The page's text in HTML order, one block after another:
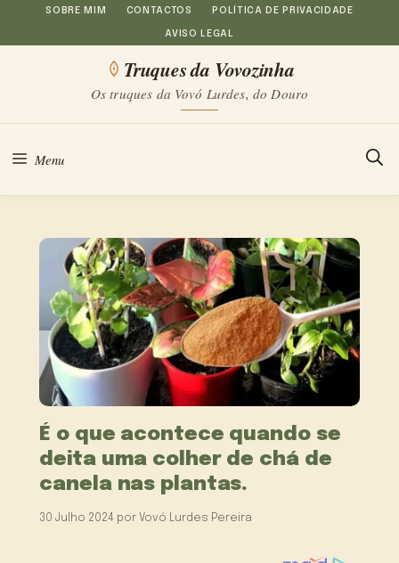
Saltar
para
conteúdo
SOBRE MIM CONTACTOS POLÍTICA DE PRIVACIDADE
AVISO LEGAL
Truques da Vovozinha
Os truques da Vovó Lurdes, do Douro
Menu
É o que acontece quando se
deita uma colher de chá de
canela nas plantas.
30 Julho 2024 por Vovó Lurdes Pereira